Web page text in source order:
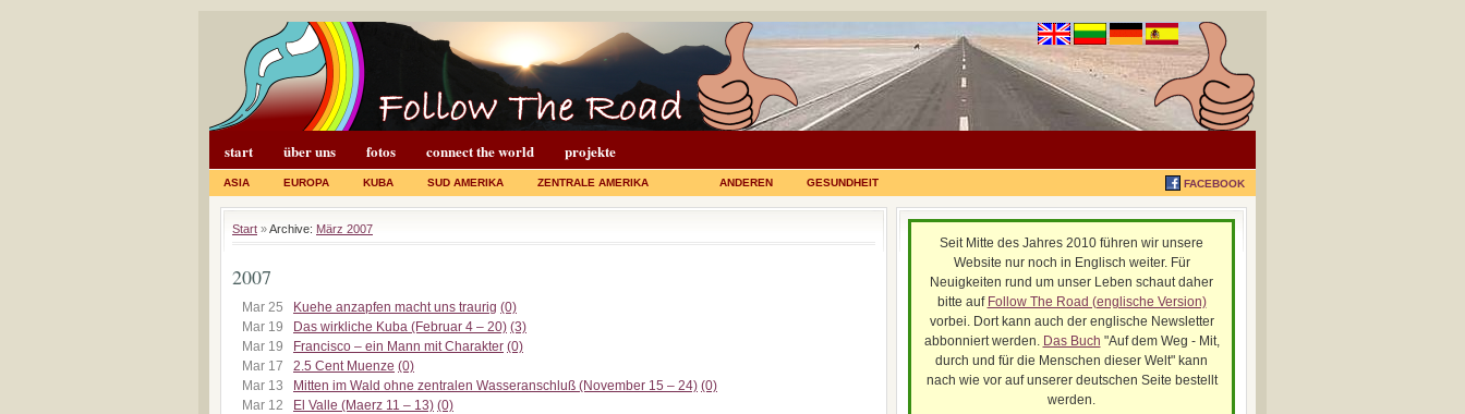
start über uns fotos connect the world projekte
ASIA EUROPA KUBA SUD AMERIKA ZENTRALE AMERIKA ANDEREN GESUNDHEIT FACEBOOK
Start »Archive: März 2007
2007
Mar 25 Kuehe anzapfen macht uns traurig (0)
Mar 19
Das wirkliche Kuba (Februar 4 – 20) (3)
Mar 19
Francisco – ein Mann mit Charakter (0)
Mar 17
2.5 Cent Muenze (0)
Mar 13
Mitten im Wald ohne zentralen Wasseranschluß (November 15 – 24) (0)
Mar 12
El Valle (Maerz 11 – 13) (0)
Seit Mitte des Jahres 2010 führen wir unsere
Website nur noch in Englisch weiter. Für
Neuigkeiten rund um unser Leben schaut daher
bitte auf Follow The Road (englische Version)
vorbei. Dort kann auch der englische Newsletter
abbonniert werden. Das Buch "Auf dem Weg - Mit,
durch und für die Menschen dieser Welt" kann
nach wie vor auf unserer deutschen Seite bestellt
werden.